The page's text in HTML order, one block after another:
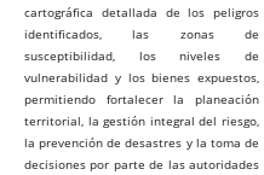
cartográfica detallada de los peligros
identificados, las zonas de
susceptibilidad, los niveles de
vulnerabilidad y los bienes expuestos,
permitiendo fortalecer la planeación
territorial, la gestión integral del riesgo,
la prevención de desastres y la toma de
decisiones por parte de las autoridades